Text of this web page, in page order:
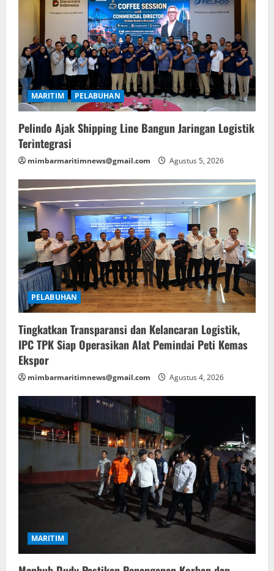
MARITIM PELABUHAN
Pelindo Ajak Shipping Line Bangun Jaringan Logistik
Terintegrasi
mimbarmaritimnews@gmail.com Agustus 5, 2026
PELABUHAN
Tingkatkan Transparansi dan Kelancaran Logistik,
IPC TPK Siap Operasikan Alat Pemindai Peti Kemas
Ekspor
mimbarmaritimnews@gmail.com Agustus 4, 2026
MARITIM